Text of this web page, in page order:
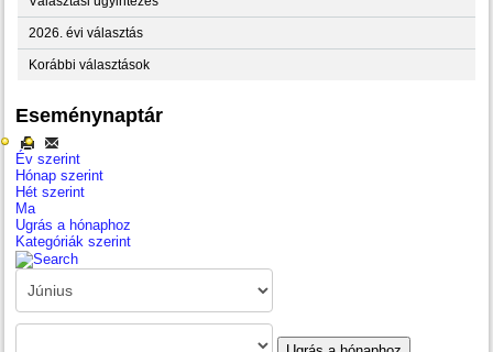
2026. évi választás
Korábbi választások
Eseménynaptár
Év szerint
Hónap szerint
Hét szerint
Ma
Ugrás a hónaphoz
Kategóriák szerint